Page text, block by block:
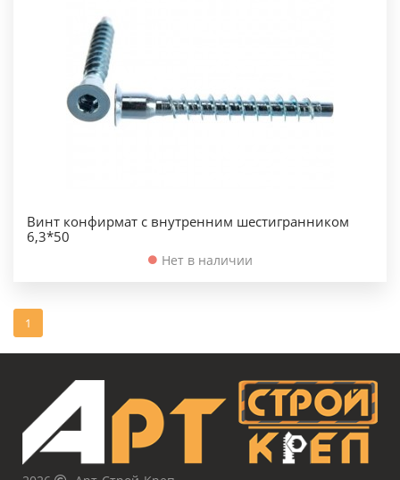
Винт конфирмат с внутренним шестигранником
6,3*50
Нет в наличии
1